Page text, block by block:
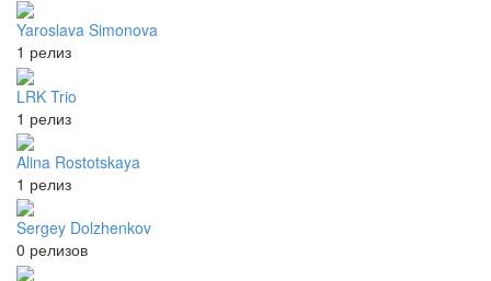
Yaroslava Simonova
1 релиз
LRK Trio
1 релиз
Alina Rostotskaya
1 релиз
Sergey Dolzhenkov
0 релизов